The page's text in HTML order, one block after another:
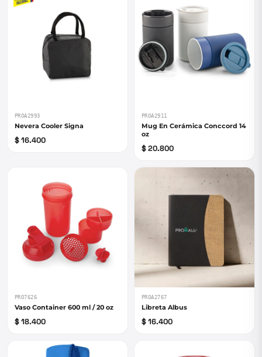
PROA2993
Nevera Cooler Signa
$ 16.400
PROA2911
Mug En Cerámica Conccord 14
oz
$ 20.800
PRO7626
Vaso Container 600 ml / 20 oz
$ 18.400
PROA2767
Libreta Albus
$ 16.400